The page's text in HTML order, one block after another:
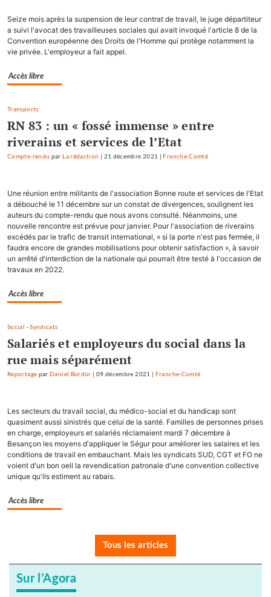
Seize mois après la suspension de leur contrat de travail, le juge départiteur
a suivi l'avocat des travailleuses sociales qui avait invoqué l'article 8 de la
Convention européenne des Droits de l'Homme qui protège notamment la
vie privée. L'employeur a fait appel.
Accès libre
Transports
RN 83 : un « fossé immense » entre
riverains et services de l’Etat
Compte-rendu par La rédaction 21 décembre 2021 Franche-Comté
Une réunion entre militants de l'association Bonne route et services de l'Etat
a débouché le 11 décembre sur un constat de divergences, soulignent les
auteurs du compte-rendu que nous avons consulté. Néanmoins, une
nouvelle rencontre est prévue pour janvier. Pour l'association de riverains
excédés par le trafic de transit international, « si la porte n'est pas fermée, il
faudra encore de grandes mobilisations pour obtenir satisfaction », à savoir
un arrêté d'interdiction de la nationale qui pourrait être testé à l'occasion de
travaux en 2022.
Accès libre
Social -Syndicats
Salariés et employeurs du social dans la
rue mais séparément
Reportage par Daniel Bordür 09 décembre 2021 Franche-Comté
Les secteurs du travail social, du médico-social et du handicap sont
quasiment aussi sinistrés que celui de la santé. Familles de personnes prises
en charge, employeurs et salariés réclamaient mardi 7 décembre à
Besançon les moyens d'appliquer le Ségur pour améliorer les salaires et les
conditions de travail en embauchant. Mais les syndicats SUD, CGT et FO ne
voient d'un bon oeil la revendication patronale d'une convention collective
unique qu'ils estiment au rabais.
Accès libre
Tous les articles
Sur l’Agora